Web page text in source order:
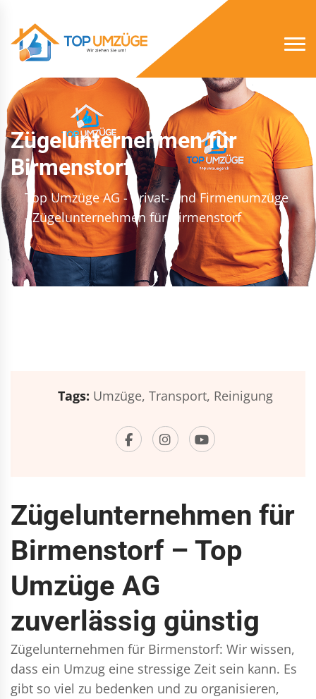
Zügelunternehmen für
Birmenstorf
Top Umzüge AG - Privat- und Firmenumzüge
- Zügelunternehmen für Birmenstorf
Tags: Umzüge, Transport, Reinigung
Zügelunternehmen für
Birmenstorf – Top
Umzüge AG
zuverlässig günstig
Zügelunternehmen für Birmenstorf: Wir wissen,
dass ein Umzug eine stressige Zeit sein kann. Es
gibt so viel zu bedenken und zu organisieren,